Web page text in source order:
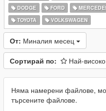
DODGE
FORD
TOYOTA
VOLKSWAGEN
От: Миналия месец
Сортирай по: Най-
Няма намерени файлове,
търсените файлове.